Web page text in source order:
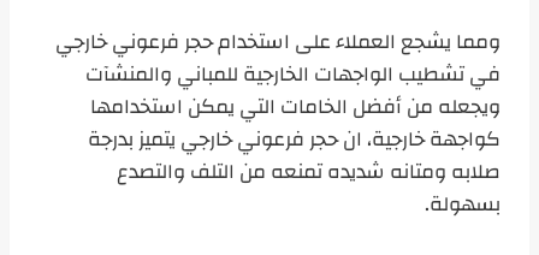
ومما يشجع العملاء على استخدام حجر فرعوني خارجي
في تشطيب الواجهات الخارجية للمباني والمنشآت
ويجعله من أفضل الخامات التي يمكن استخدامها
كواجهة خارجية، ان حجر فرعوني خارجي يتميز بدرجة
صلابه ومتانه شديده تمنعه من التلف والتصدع
بسهولة.